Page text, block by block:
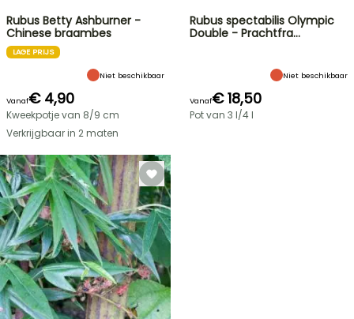
Rubus Betty Ashburner -
Chinese braambes
LAGE PRIJS
Niet beschikbaar
Vanaf€ 4,90
Kweekpotje van 8/9 cm
Verkrijgbaar in 2 maten
Rubus spectabilis Olympic
Double - Prachtfra…
Niet beschikbaar
Vanaf€ 18,50
Pot van 3 l/4 l